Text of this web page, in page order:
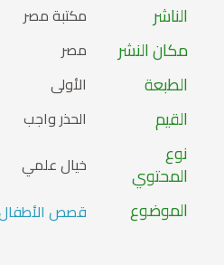
الناشر مكتبة مصر
مكان النشر مصر
الطبعة الأولى
القيم الحذر واجب
نوع
المحتوي خيال علمي
الموضوع قصص